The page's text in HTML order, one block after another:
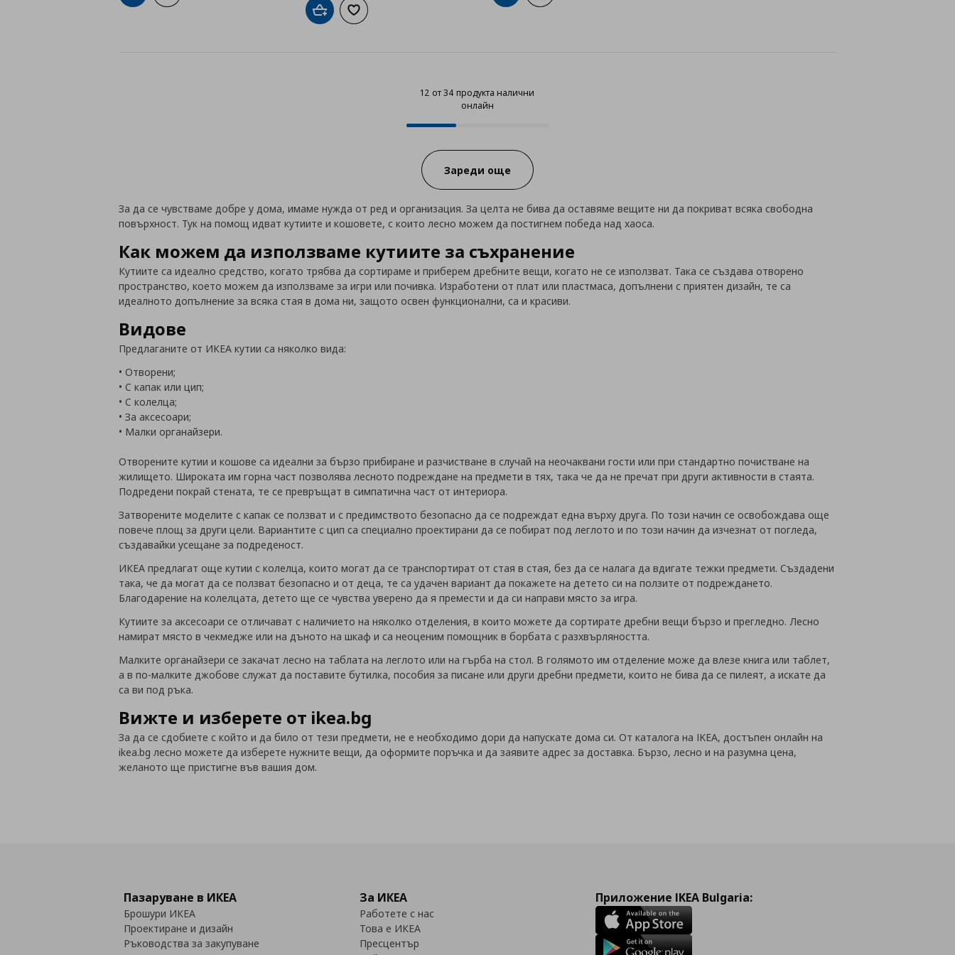
Добави в кошницата
Добави към списъка с любими
12 от 34 продукта налични
онлайн
12 от 34 продукта налични онлайн
Progress:
Зареди още
За да се чувстваме добре у дома, имаме нужда от ред и организация. За целта не бива да оставяме вещите ни да покриват всяка свободна
повърхност. Тук на помощ идват кутиите и кошовете, с които лесно можем да постигнем победа над хаоса.
Как можем да използваме кутиите за съхранение
Кутиите са идеално средство, когато трябва да сортираме и приберем дребните вещи, когато не се използват. Така се създава отворено
пространство, което можем да използваме за игри или почивка. Изработени от плат или пластмаса, допълнени с приятен дизайн, те са
идеалното допълнение за всяка стая в дома ни, защото освен функционални, са и красиви.
Видове
Предлаганите от ИКЕА кутии са няколко вида:
• Отворени;
• С капак или цип;
• С колелца;
• За аксесоари;
• Малки органайзери.
Отворените кутии и кошове са идеални за бързо прибиране и разчистване в случай на неочаквани гости или при стандартно почистване на
жилището. Широката им горна част позволява лесното подреждане на предмети в тях, така че да не пречат при други активности в стаята.
Подредени покрай стената, те се превръщат в симпатична част от интериора.
Затворените моделите с капак се ползват и с предимството безопасно да се подреждат една върху друга. По този начин се освобождава още
повече площ за други цели. Вариантите с цип са специално проектирани да се побират под леглото и по този начин да изчезнат от погледа,
създавайки усещане за подреденост.
ИКЕА предлагат още кутии с колелца, които могат да се транспортират от стая в стая, без да се налага да вдигате тежки предмети. Създадени
така, че да могат да се ползват безопасно и от деца, те са удачен вариант да покажете на детето си на ползите от подреждането.
Благодарение на колелцата, детето ще се чувства уверено да я премести и да си направи място за игра.
Кутиите за аксесоари се отличават с наличието на няколко отделения, в които можете да сортирате дребни вещи бързо и прегледно. Лесно
намират място в чекмедже или на дъното на шкаф и са неоценим помощник в борбата с разхвърляността.
Малките органайзери се закачат лесно на таблата на леглото или на гърба на стол. В голямото им отделение може да влезе книга или таблет,
а в по-малките джобове служат да поставите бутилка, пособия за писане или други дребни предмети, които не бива да се пилеят, а искате да
са ви под ръка.
Вижте и изберете от ikea.bg
За да се сдобиете с който и да било от тези предмети, не е необходимо дори да напускате дома си. От каталога на IKEA, достъпен онлайн на
ikea.bg лесно можете да изберете нужните вещи, да оформите поръчка и да заявите адрес за доставка. Бързо, лесно и на разумна цена,
желаното ще пристигне във вашия дом.
Пазаруване в ИКЕА
Брошури ИКЕА
Проектиране и дизайн
Ръководства за закупуване
За ИКЕА
Работете с нас
Това е ИКЕА
Пресцентър
Приложение IKEA Bulgaria: